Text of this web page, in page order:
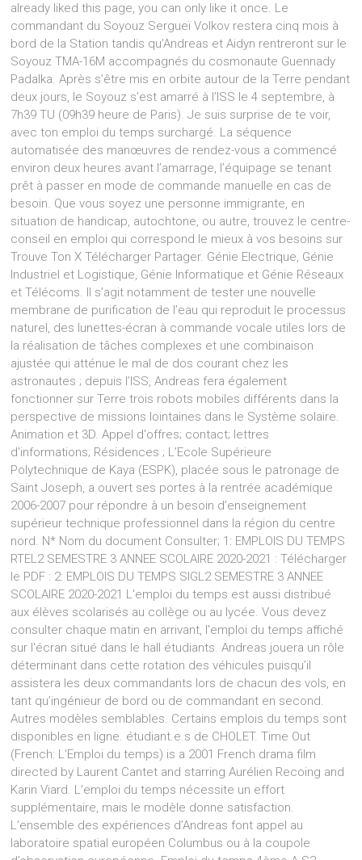
already liked this page, you can only like it once. Le
commandant du Soyouz Sergueï Volkov restera cinq mois à
bord de la Station tandis qu’Andreas et Aidyn rentreront sur le
Soyouz TMA-16M accompagnés du cosmonaute Guennady
Padalka. Après s’être mis en orbite autour de la Terre pendant
deux jours, le Soyouz s’est amarré à l’ISS le 4 septembre, à
7h39 TU (09h39 heure de Paris). Je suis surprise de te voir,
avec ton emploi du temps surchargé. La séquence
automatisée des manœuvres de rendez-vous a commencé
environ deux heures avant l’amarrage, l’équipage se tenant
prêt à passer en mode de commande manuelle en cas de
besoin. Que vous soyez une personne immigrante, en
situation de handicap, autochtone, ou autre, trouvez le centre-
conseil en emploi qui correspond le mieux à vos besoins sur
Trouve Ton X Télécharger Partager. Génie Electrique, Génie
Industriel et Logistique, Génie Informatique et Génie Réseaux
et Télécoms. Il s’agit notamment de tester une nouvelle
membrane de purification de l’eau qui reproduit le processus
naturel, des lunettes-écran à commande vocale utiles lors de
la réalisation de tâches complexes et une combinaison
ajustée qui atténue le mal de dos courant chez les
astronautes ; depuis l’ISS, Andreas fera également
fonctionner sur Terre trois robots mobiles différents dans la
perspective de missions lointaines dans le Système solaire.
Animation et 3D. Appel d'offres; contact; lettres
d'informations; Résidences ; L’Ecole Supérieure
Polytechnique de Kaya (ESPK), placée sous le patronage de
Saint Joseph, a ouvert ses portes à la rentrée académique
2006-2007 pour répondre à un besoin d’enseignement
supérieur technique professionnel dans la région du centre
nord. N* Nom du document Consulter; 1: EMPLOIS DU TEMPS
RTEL2 SEMESTRE 3 ANNEE SCOLAIRE 2020-2021 : Télécharger
le PDF : 2: EMPLOIS DU TEMPS SIGL2 SEMESTRE 3 ANNEE
SCOLAIRE 2020-2021 L'emploi du temps est aussi distribué
aux élèves scolarisés au collège ou au lycée. Vous devez
consulter chaque matin en arrivant, l'emploi du temps affiché
sur l'écran situé dans le hall étudiants. Andreas jouera un rôle
déterminant dans cette rotation des véhicules puisqu’il
assistera les deux commandants lors de chacun des vols, en
tant qu’ingénieur de bord ou de commandant en second.
Autres modèles semblables. Certains emplois du temps sont
disponibles en ligne. étudiant.e.s de CHOLET. Time Out
(French: L'Emploi du temps) is a 2001 French drama film
directed by Laurent Cantet and starring Aurélien Recoing and
Karin Viard. L'emploi du temps nécessite un effort
supplémentaire, mais le modèle donne satisfaction.
L’ensemble des expériences d’Andreas font appel au
laboratoire spatial européen Columbus ou à la coupole